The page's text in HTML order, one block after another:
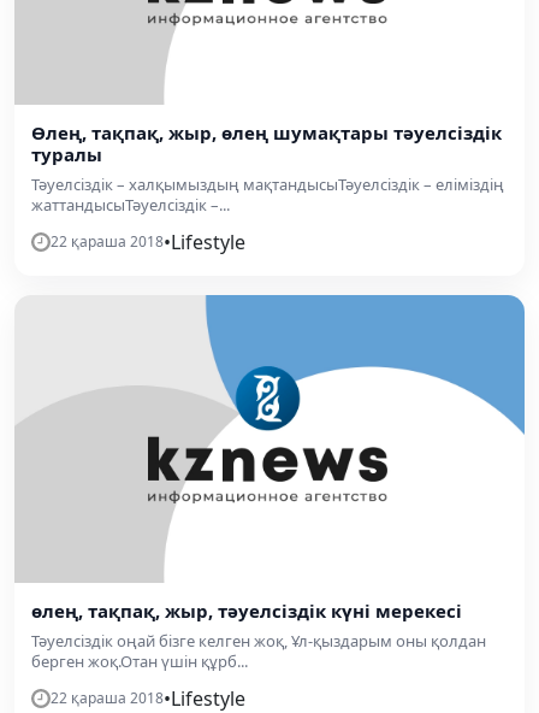
Өлең, тақпақ, жыр, өлең шумақтары тәуелсіздік
туралы
Тәуелсіздік – халқымыздың мақтандысыТәуелсіздік – еліміздің
жаттандысыТәуелсіздік –...
22 қараша 2018•Lifestyle
өлең, тақпақ, жыр, тәуелсіздік күні мерекесі
Тәуелсіздік оңай бізге келген жоқ, Ұл-қыздарым оны қолдан
берген жоқ.Отан үшін құрб...
22 қараша 2018•Lifestyle